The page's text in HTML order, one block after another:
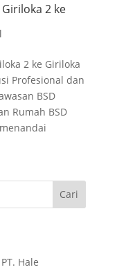
2 ke
2 ke Giriloka
Profesional dan
BSD
Rumah BSD
Cari
Hale